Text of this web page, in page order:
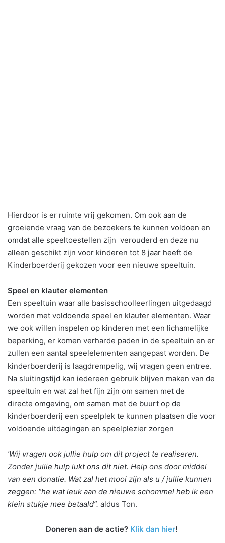
Hierdoor is er ruimte vrij gekomen. Om ook aan de
groeiende vraag van de bezoekers te kunnen voldoen en
omdat alle speeltoestellen zijn verouderd en deze nu
alleen geschikt zijn voor kinderen tot 8 jaar heeft de
Kinderboerderij gekozen voor een nieuwe speeltuin.
Speel en klauter elementen
Een speeltuin waar alle basisschoolleerlingen uitgedaagd
worden met voldoende speel en klauter elementen. Waar
we ook willen inspelen op kinderen met een lichamelijke
beperking, er komen verharde paden in de speeltuin en er
zullen een aantal speelelementen aangepast worden. De
kinderboerderij is laagdrempelig, wij vragen geen entree.
Na sluitingstijd kan iedereen gebruik blijven maken van de
speeltuin en wat zal het fijn zijn om samen met de
directe omgeving, om samen met de buurt op de
kinderboerderij een speelplek te kunnen plaatsen die voor
voldoende uitdagingen en speelplezier zorgen
‘Wij vragen ook jullie hulp om dit project te realiseren.
Zonder jullie hulp lukt ons dit niet. Help ons door middel
van een donatie. Wat zal het mooi zijn als u / jullie kunnen
zeggen: “he wat leuk aan de nieuwe schommel heb ik een
klein stukje mee betaald”. aldus Ton.
Doneren aan de actie? Klik dan hier!